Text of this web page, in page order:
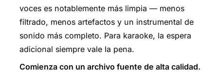
voces es notablemente más limpia — menos
filtrado, menos artefactos y un instrumental de
sonido más completo. Para karaoke, la espera
adicional siempre vale la pena.
Comienza con un archivo fuente de alta calidad.